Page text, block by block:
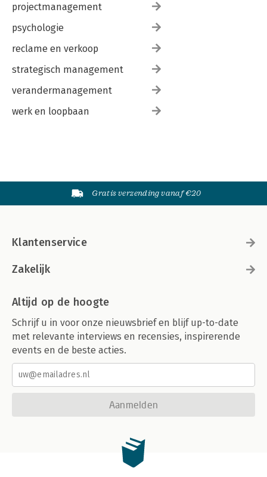
projectmanagement
psychologie
reclame en verkoop
strategisch management
verandermanagement
werk en loopbaan
Gratis verzending vanaf €20
Klantenservice
Zakelijk
Altijd op de hoogte
Schrijf u in voor onze nieuwsbrief en blijf up-to-date
met relevante interviews en recensies, inspirerende
events en de beste acties.
Aanmelden